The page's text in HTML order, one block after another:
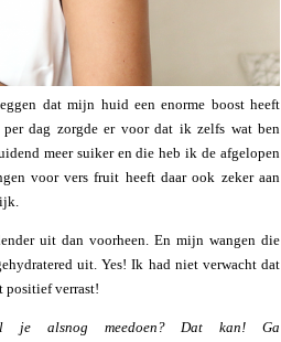
dat mijn huid een enorme boost heeft
dag zorgde er voor dat ik zelfs wat ben
meer suiker en die heb ik de afgelopen
voor vers fruit heeft daar ook zeker aan
uit dan voorheen. En mijn wangen die
uit. Yes! Ik had niet verwacht dat
positief verrast!
je alsnog meedoen? Dat kan! Ga